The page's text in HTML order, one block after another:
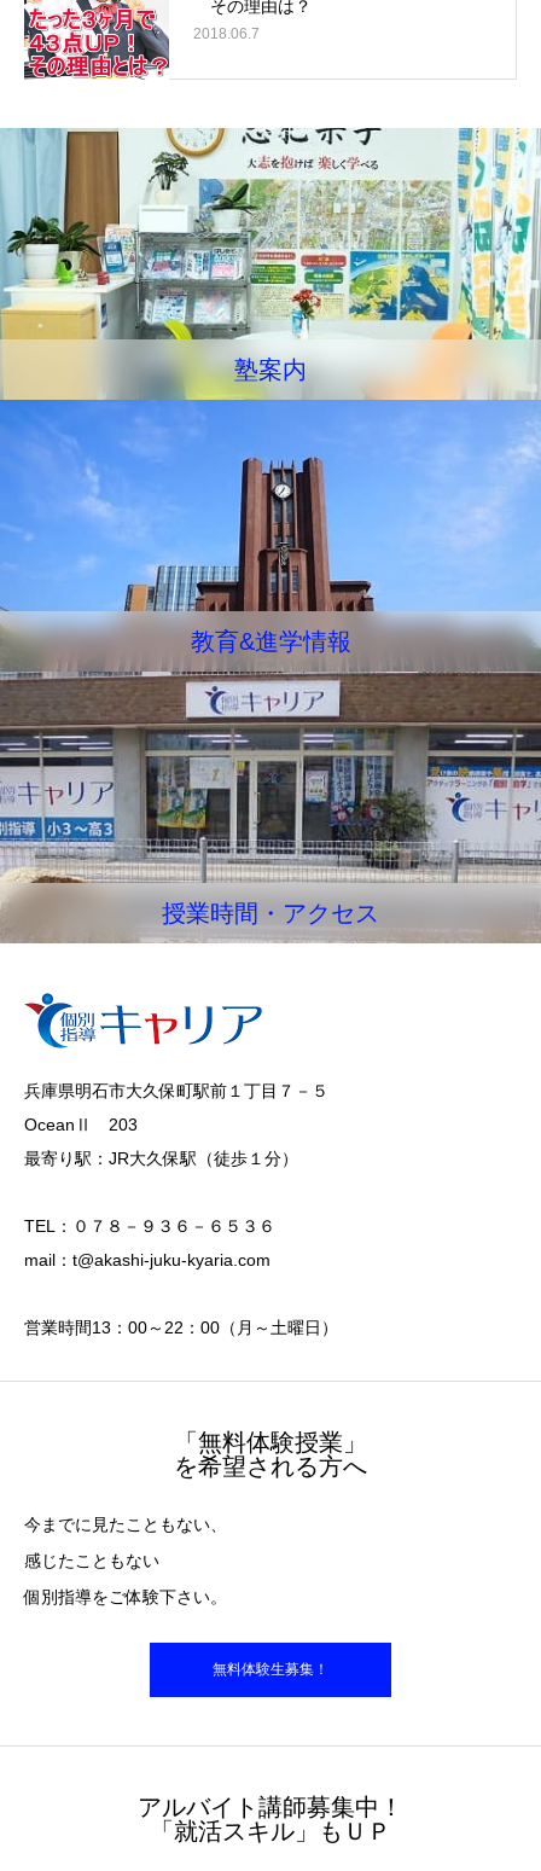
その理由は？
2018.06.7
塾案内
教育&進学情報
授業時間・アクセス
兵庫県明石市大久保町駅前１丁目７－５
OceanⅡ 203
最寄り駅：JR大久保駅（徒歩１分）
TEL：０７８－９３６－６５３６
mail：t@akashi-juku-kyaria.com
営業時間13：00～22：00（月～土曜日）
「無料体験授業」
を希望される方へ
今までに見たこともない、
感じたこともない
個別指導をご体験下さい。
無料体験生募集！
アルバイト講師募集中！
「就活スキル」もＵＰ